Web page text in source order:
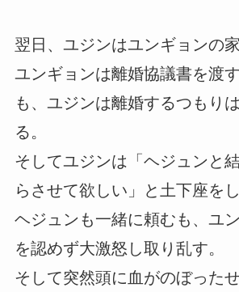
翌日、ユジンはユンギョンの家
ユンギョンは離婚協議書を渡
も、ユジンは離婚するつもり
る。
そしてユジンは「ヘジュンと
らさせて欲しい」と土下座をし
ヘジュンも一緒に頼むも、ユ
を認めず大激怒し取り乱す。
そして突然頭に血がのぼった